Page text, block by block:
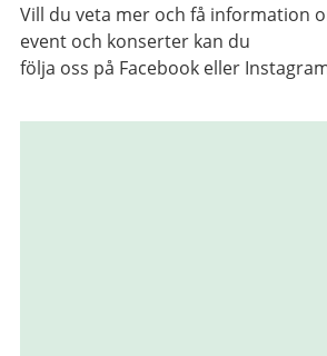
Vill du veta mer och få information
event och konserter kan du
följa oss på Facebook eller